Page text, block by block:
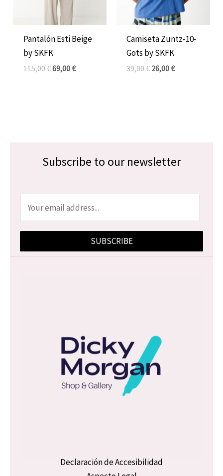
Pantalón Esti Beige
by SKFK
115,00€69,00€
Camiseta Zuntz-10-
Gots by SKFK
39,00€26,00€
Subscribe to our newsletter
l
SUBSCRIBE
Declaración de Accesibilidad